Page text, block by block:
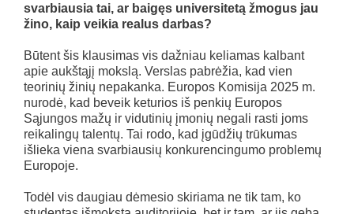
svarbiausia tai, ar baigęs universitetą žmogus jau
žino, kaip veikia realus darbas?
Būtent šis klausimas vis dažniau keliamas kalbant
apie aukštąjį mokslą. Verslas pabrėžia, kad vien
teorinių žinių nepakanka. Europos Komisija 2025 m.
nurodė, kad beveik keturios iš penkių Europos
Sąjungos mažų ir vidutinių įmonių negali rasti joms
reikalingų talentų. Tai rodo, kad įgūdžių trūkumas
išlieka viena svarbiausių konkurencingumo problemų
Europoje.
Todėl vis daugiau dėmesio skiriama ne tik tam, ko